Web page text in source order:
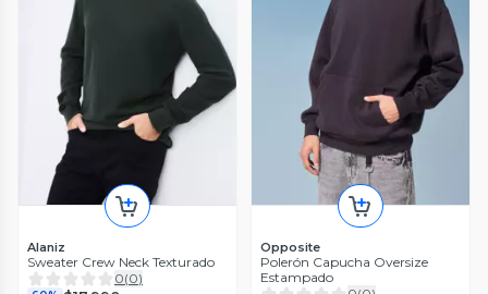
Alaniz
Sweater Crew Neck Texturado
0(0)
Opposite
Polerón Capucha Oversize
Estampado